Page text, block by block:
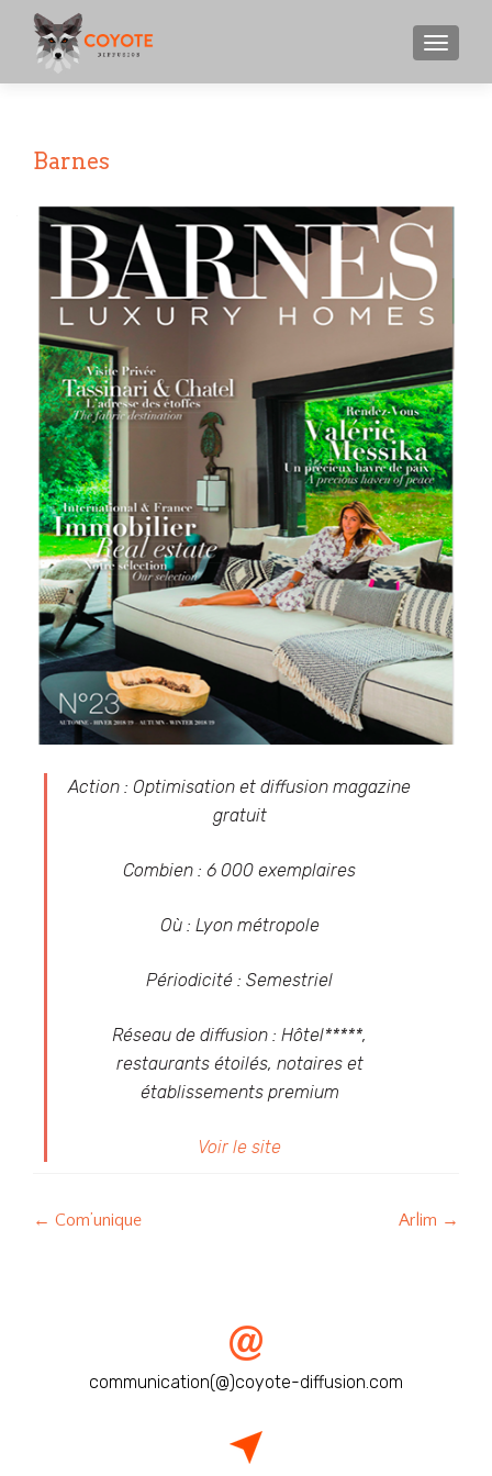
MENU
Barnes
Action : Optimisation et diffusion magazine
gratuit
Combien : 6 000 exemplaires
Où : Lyon métropole
Périodicité : Semestriel
Réseau de diffusion : Hôtel*****,
restaurants étoilés, notaires et
établissements premium
Voir le site
Post
← Com’unique Arlim →
communication(@)coyote-diffusion.com